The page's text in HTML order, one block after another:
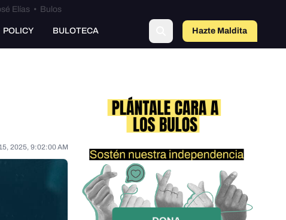
Elías • Bulos
POLICY BULOTECA Hazte Maldito
2025, 9:02:00 AM